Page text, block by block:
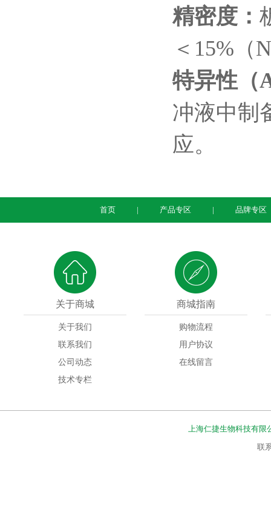
精密度：
＜ 15% （
特异性（
冲液中制
应。
首页 产品专区 品牌专区
关于商城
关于我们
联系我们
公司动态
技术专栏
商城指南
购物流程
用户协议
在线留言
上海仁捷生物科技有限
联